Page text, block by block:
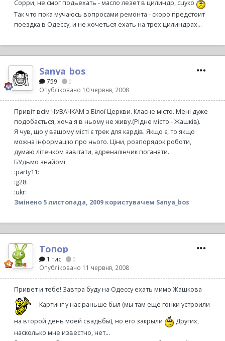
Сорри, не смог подьехать - масло лезет в цилиндр, сцуко
Так что пока мучаюсь вопросами ремонта - скоро предстоит
поездка в Одессу, и не хочеться ехать на трех цилиндрах...
Sanya_bos
759 0
Опубліковано 10 червня, 2008
Привіт всім ЧУВАЧКАМ з Білої Церкви. Класне місто. Мені дуже
подобається, хоча я в ньому не живу.(Рідне місто - Жашків).
Я чув, що у вашому місті є трек для кардів. Якщо є, то якщо
можна інформацію про нього. Ціни, розпорядок роботи,
думаю літечком завітати, адреналінчик поганяти.
БУдьмо знайомі
:party11:
:g28:
:ukr:
Змінено 5 листопада, 2009 користувачем Sanya_bos
Топор
1 тис 0
Опубліковано 11 червня, 2008
Привет и тебе! Завтра буду на Одессу ехать мимо Жашкова
Картинг у нас раньше был (мы там еще гонки устроили
на второй день моей свадьбы), но его закрыли
Других,
насколько мне известно, нет...